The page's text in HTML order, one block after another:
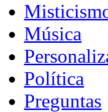
Música
Política
Preguntas